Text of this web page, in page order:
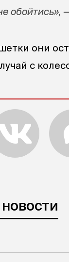
обойтись»,
они
с